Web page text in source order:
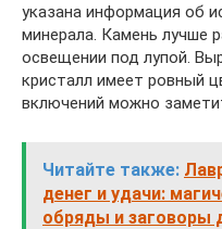
указана информация об
минерала. Камень лучше
освещении под лупой.
кристалл имеет ровный
включений можно
Читайте также:
денег и удачи:
обряды и заговоры